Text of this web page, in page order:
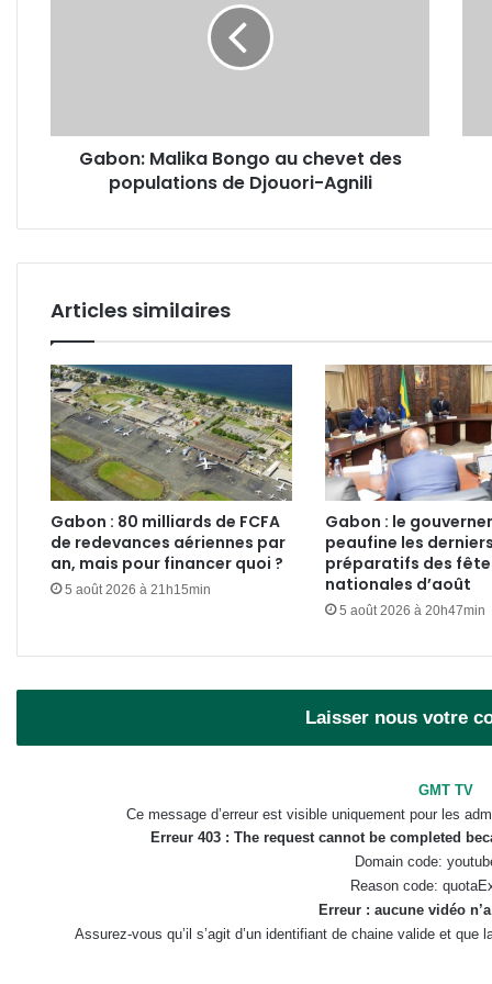
Djouori-
AgniliGabon: Malika Bongo au chevet des
populations de Djouori-Agnili
sous
Articles similaires
Gabon : 80 milliards de FCFA
de redevances aériennes par
an, mais pour financer quoi ?
5 août 2026 à 21h15min
Gabon : le
peaufine les
préparatifs des
nationales d’août
5 août 2026 à 20h47min
Laisser nous votre
GMT TV
Ce message d’erreur est visible uniquement pour les
Erreur 403 : The request cannot be completed
Domain code:
Reason code:
Erreur : aucune vidéo
Assurez-vous qu’il s’agit d’un identifiant de chaine valide et